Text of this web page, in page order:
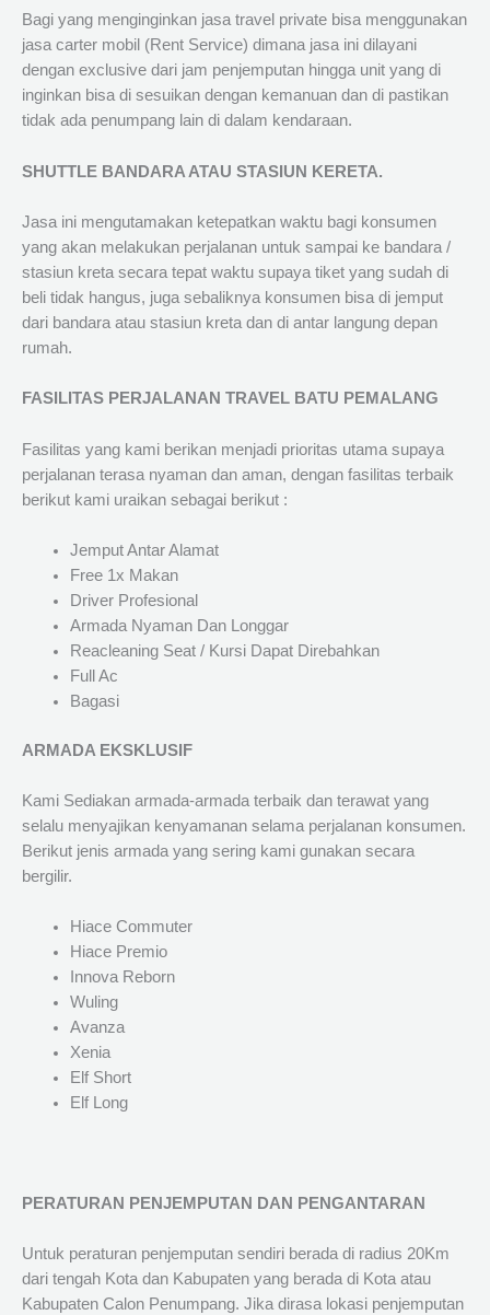
Bagi yang menginginkan jasa travel private bisa menggunakan
jasa carter mobil (Rent Service) dimana jasa ini dilayani
dengan exclusive dari jam penjemputan hingga unit yang di
inginkan bisa di sesuikan dengan kemanuan dan di pastikan
tidak ada penumpang lain di dalam kendaraan.
SHUTTLE BANDARA ATAU STASIUN KERETA.
Jasa ini mengutamakan ketepatkan waktu bagi konsumen
yang akan melakukan perjalanan untuk sampai ke bandara /
stasiun kreta secara tepat waktu supaya tiket yang sudah di
beli tidak hangus, juga sebaliknya konsumen bisa di jemput
dari bandara atau stasiun kreta dan di antar langung depan
rumah.
FASILITAS PERJALANAN TRAVEL BATU PEMALANG
Fasilitas yang kami berikan menjadi prioritas utama supaya
perjalanan terasa nyaman dan aman, dengan fasilitas terbaik
berikut kami uraikan sebagai berikut :
Jemput Antar Alamat
Free 1x Makan
Driver Profesional
Armada Nyaman Dan Longgar
Reacleaning Seat / Kursi Dapat Direbahkan
Full Ac
Bagasi
ARMADA EKSKLUSIF
Kami Sediakan armada-armada terbaik dan terawat yang
selalu menyajikan kenyamanan selama perjalanan konsumen.
Berikut jenis armada yang sering kami gunakan secara
bergilir.
Hiace Commuter
Hiace Premio
Innova Reborn
Wuling
Avanza
Xenia
Elf Short
Elf Long
PERATURAN PENJEMPUTAN DAN PENGANTARAN
Untuk peraturan penjemputan sendiri berada di radius 20Km
dari tengah Kota dan Kabupaten yang berada di Kota atau
Kabupaten Calon Penumpang. Jika dirasa lokasi penjemputan